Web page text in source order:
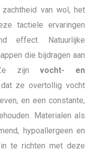
van wol, het
tactiele ervaringen
effect. Natuurlijke
die bijdragen aan
Ze zijnvocht- en
ze overtollig vocht
en een constante,
Materialen als
hypoallergeen en
te richten met deze